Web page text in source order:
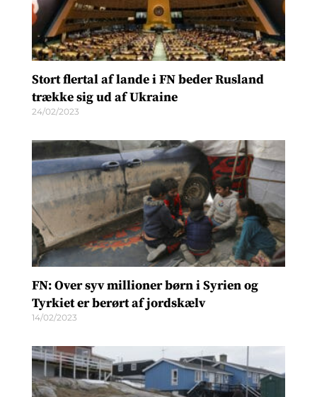
Stort flertal af lande i FN beder Rusland
trække sig ud af Ukraine
24/02/2023
FN: Over syv millioner børn i Syrien og
Tyrkiet er berørt af jordskælv
14/02/2023